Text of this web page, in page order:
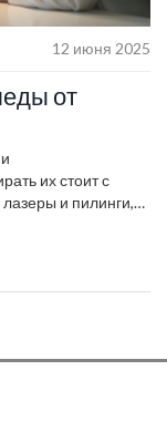
12 июня 2025
от
их стоит с
и пилинги,
для тех, кто устал